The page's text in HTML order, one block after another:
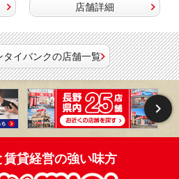
店舗詳細
タイバンクの店舗一覧
賃貸経営の強い味方